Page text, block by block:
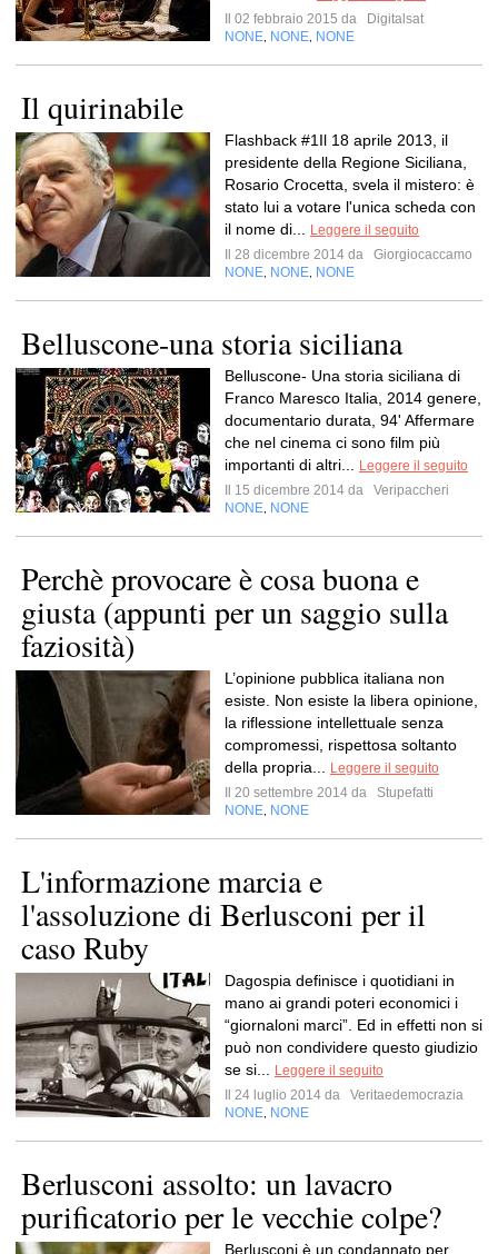
Il 02 febbraio 2015 da
Digitalsat
NONE NONE NONE
Il quirinabile
Flashback #1Il 18 aprile 2013, il
presidente della Regione Siciliana,
Rosario Crocetta, svela il mistero: è
stato lui a votare l'unica scheda con
il nome di...
Leggere il seguito
Il 28 dicembre 2014 da
Giorgiocaccamo
NONE NONE NONE
Belluscone-una storia siciliana
Belluscone- Una storia siciliana di
Franco Maresco Italia, 2014 genere,
documentario durata, 94' Affermare
che nel cinema ci sono film più
importanti di altri...
Leggere il seguito
Il 15 dicembre 2014 da
Veripaccheri
NONE NONE
Perchè provocare è cosa buona e
giusta (appunti per un saggio sulla
faziosità)
L’opinione pubblica italiana non
esiste. Non esiste la libera opinione,
la riflessione intellettuale senza
compromessi, rispettosa soltanto
della propria...
Leggere il seguito
Il 20 settembre 2014 da
Stupefatti
NONE NONE
L'informazione marcia e
l'assoluzione di Berlusconi per il
caso Ruby
Dagospia definisce i quotidiani in
mano ai grandi poteri economici i
“giornaloni marci”. Ed in effetti non si
può non condividere questo giudizio
se si...
Leggere il seguito
Il 24 luglio 2014 da
Veritaedemocrazia
NONE NONE
Berlusconi assolto: un lavacro
purificatorio per le vecchie colpe?
Berlusconi è un condannato per